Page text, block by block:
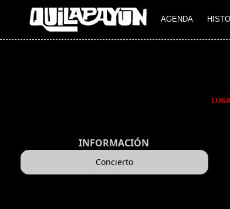
AGENDA
INFORMACIÓN
Concierto